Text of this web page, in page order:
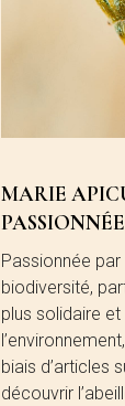
MARIE
Passionnée
biodiversité,
plus solidaire
biais d’articles
découvrir